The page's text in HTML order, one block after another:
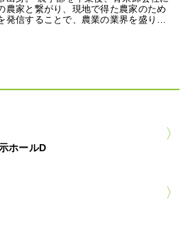
農家と繋がり、現地で得た農家のため
発信することで、農業の業界を盛り…
ホールD